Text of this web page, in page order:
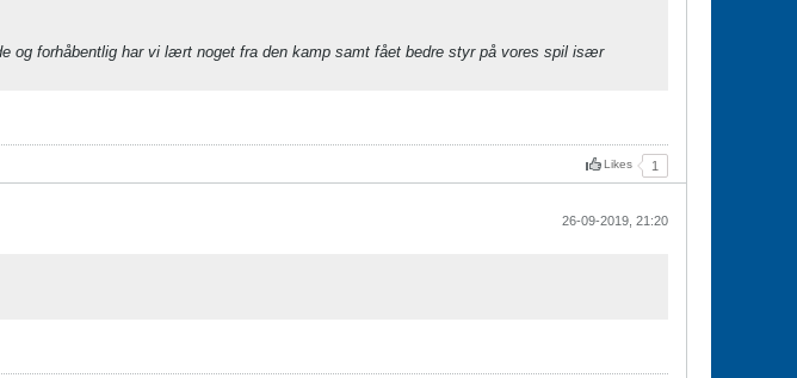
forhåbentlig har vi lært noget fra den kamp samt fået bedre styr på vores spil især
Likes 1
26-09-2019, 21:20